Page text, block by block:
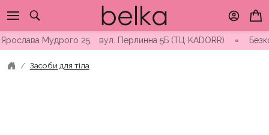
to
contentМудрого 25, вул. Перлинна 5Б (ТЦ KADORR) ∘
Засоби для тіла